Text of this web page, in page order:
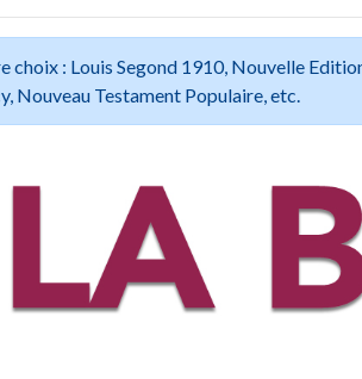
: Louis Segond 1910, Nouvelle
Nouveau Testament Populaire, etc.